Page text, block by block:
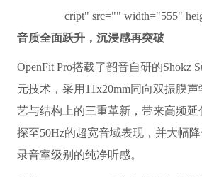
cript" src="" width="555"
音质全面跃升，沉浸感再突破
OpenFit Pro搭载了韶音自研的Shokz
元技术，采用11x20mm同向双振膜
艺与结构上的三重革新，带来高频延
探至50Hz的超宽音域表现，并大幅
录音室级别的纯净听感。